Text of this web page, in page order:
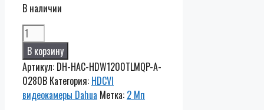
В наличии
Количество
DH-
HAC-
HDW1200TLMQP-
A-
0280B
В корзину
Артикул: DH-HAC-HDW1200TLMQP-A-
0280B Категория: HDCVI
видеокамеры Dahua Метка: 2 Мп